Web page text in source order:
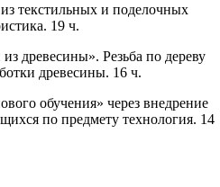
текстильных и поделочных
19 ч.
древесины». Резьба по дереву
древесины. 16 ч.
обучения» через внедрение
по предмету технология. 14